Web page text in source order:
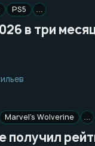
PS5 …
в три
Marvel’s Wolverine …
получил